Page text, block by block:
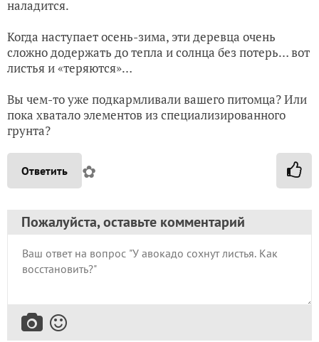
наладится.
Когда наступает осень-зима, эти деревца очень
сложно додержать до тепла и солнца без потерь… вот
листья и «теряются»…
Вы чем-то уже подкармливали вашего питомца? Или
пока хватало элементов из специализированного
грунта?
Ответить ✿
Пожалуйста, оставьте комментарий